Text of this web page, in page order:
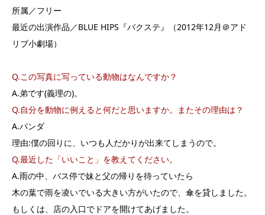
所属／フリー
最近の出演作品／BLUE HIPS『バクステ』（2012年12月＠アド
リブ小劇場）
Q.この写真に写っている動物はなんですか？
A.弟です(義理の)。
Q.自分を動物に例えると何だと思いますか。またその理由は？
A.パンダ
理由:僕の回りに、いつも人だかりが出来てしまうので。
Q.最近した「いいこと」を教えてください。
A.雨の中、バス停で妹と父の帰りを待っていたら
木の葉で雨を凌いでいる大きい方がいたので、傘を貸しました。
もしくは、店の入口でドアを開けてあげました。